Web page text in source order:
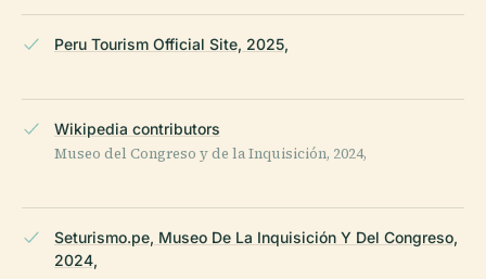
Peru Tourism Official Site, 2025,
Wikipedia contributors
Museo del Congreso y de la Inquisición, 2024,
Seturismo.pe, Museo De La Inquisición Y Del Congreso,
2024,